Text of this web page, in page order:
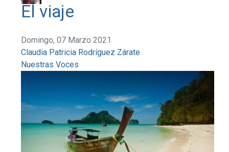
El viaje
Domingo, 07 Marzo 2021
Claudia Patricia Rodríguez Zárate
Nuestras Voces